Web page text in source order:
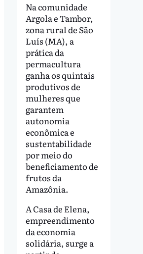
Na comunidade
Argola e Tambor,
zona rural de São
Luís (MA), a
prática da
permacultura
ganha os quintais
produtivos de
mulheres que
garantem
autonomia
econômica e
sustentabilidade
por meio do
beneficiamento de
frutos da
Amazônia.
A Casa de Elena,
empreendimento
da economia
solidária, surge a